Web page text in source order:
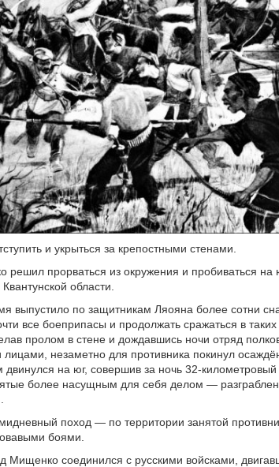
и укрыться за крепостными стенами.
прорваться из окружения и пробиваться на
области.
выпустило по защитникам Ляояна более сотни
все боеприпасы и продолжать сражаться в таких
пролом в стене и дождавшись ночи отряд
незаметно для противника покинул
на юг, совершив за ночь 32-
более насущным для себя делом —
поход — по территории занятой
боями.
Мищенко соединился с русскими войсками,